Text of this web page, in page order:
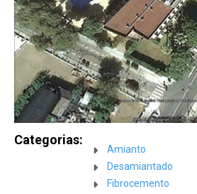
Categorias:
Amianto
Desamiantado
Fibrocemento